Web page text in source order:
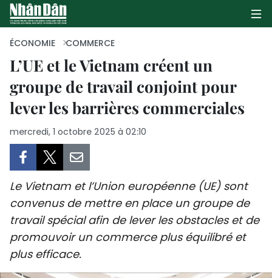
PAGE D'ACCUEIL
POLITIQUE
CULTURE
TOURISME
ÉCONOMIE COMMERCE
L’UE et le Vietnam créent un
groupe de travail conjoint pour
lever les barrières commerciales
mercredi, 1 octobre 2025 à 02:10
Le Vietnam et l’Union européenne (UE) sont
convenus de mettre en place un groupe de
travail spécial afin de lever les obstacles et de
promouvoir un commerce plus équilibré et
plus efficace.